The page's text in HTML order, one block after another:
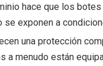
hace que los
exponen a
una protección
menudo están